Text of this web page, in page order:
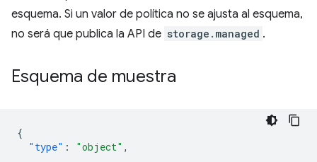
esquema. Si un valor de política no se ajusta al esquema,
no será que publica la API de storage.managed .
Esquema de muestra
{
"type" : "object" ,